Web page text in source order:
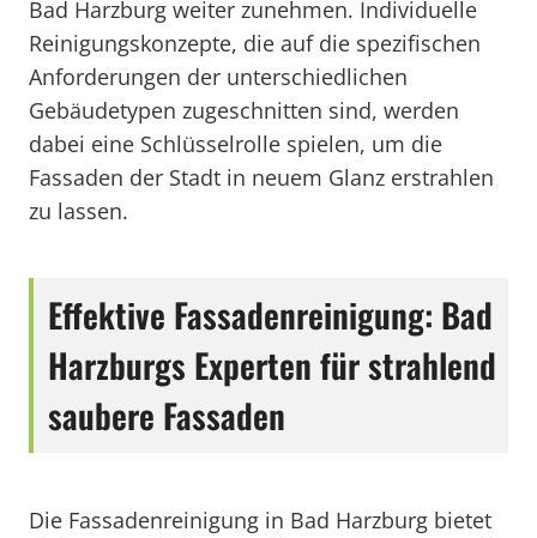
Bad Harzburg weiter zunehmen. Individuelle
Reinigungskonzepte, die auf die spezifischen
Anforderungen der unterschiedlichen
Gebäudetypen zugeschnitten sind, werden
dabei eine Schlüsselrolle spielen, um die
Fassaden der Stadt in neuem Glanz erstrahlen
zu lassen.
Effektive Fassadenreinigung: Bad
Harzburgs Experten für strahlend
saubere Fassaden
Die Fassadenreinigung in Bad Harzburg bietet